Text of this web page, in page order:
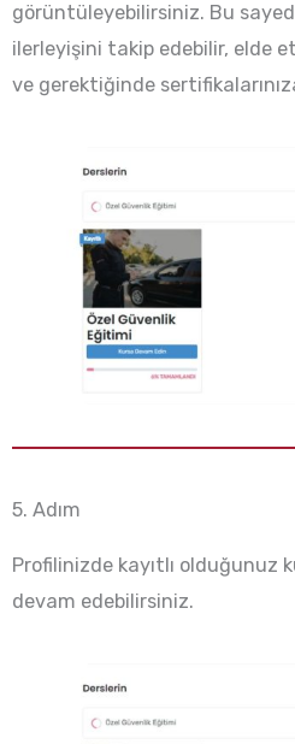
görüntüleyebilirsiniz. Bu
ilerleyişini takip edebilir, elde
ve gerektiğinde
5. Adım
Profilinizde kayıtlı olduğunuz
devam edebilirsiniz.